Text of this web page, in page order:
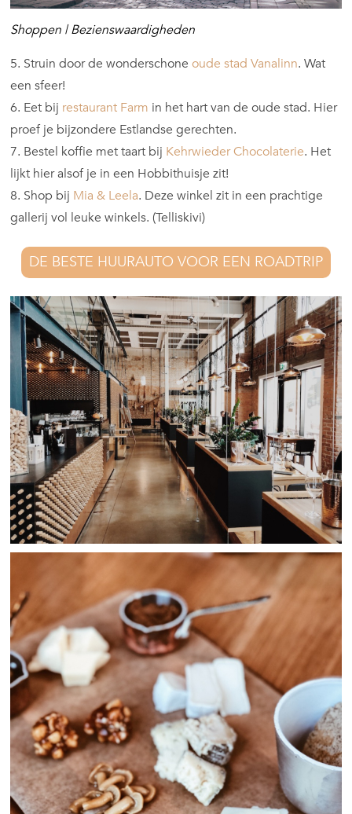
Shoppen | Bezienswaardigheden
5. Struin door de wonderschoneoude stad Vanalinn. Wat
een sfeer!
6. Eet bij restaurant Farm in het hart van de oude stad. Hier
proef je bijzondere Estlandse gerechten.
7. Bestel koffie met taart bij Kehrwieder Chocolaterie. Het
lijkt hier alsof je in een Hobbithuisje zit!
8. Shop bij Mia & Leela. Deze winkel zit in een prachtige
gallerij vol leuke winkels. (Telliskivi)
DE BESTE HUURAUTO VOOR EEN ROADTRIP